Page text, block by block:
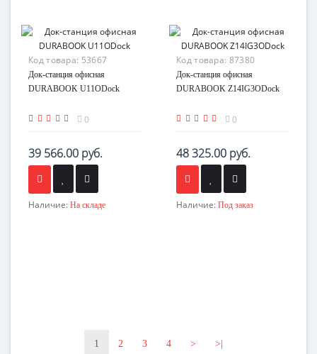
Код товара: 53667
Док-станция офисная
DURABOOK U11ODock
0
39 566.00 руб.
Наличие: На складе
Код товара: 87380
Док-станция офисная
DURABOOK Z14IG3ODock
0
48 325.00 руб.
Наличие: Под заказ
1 2 3 4 > >|